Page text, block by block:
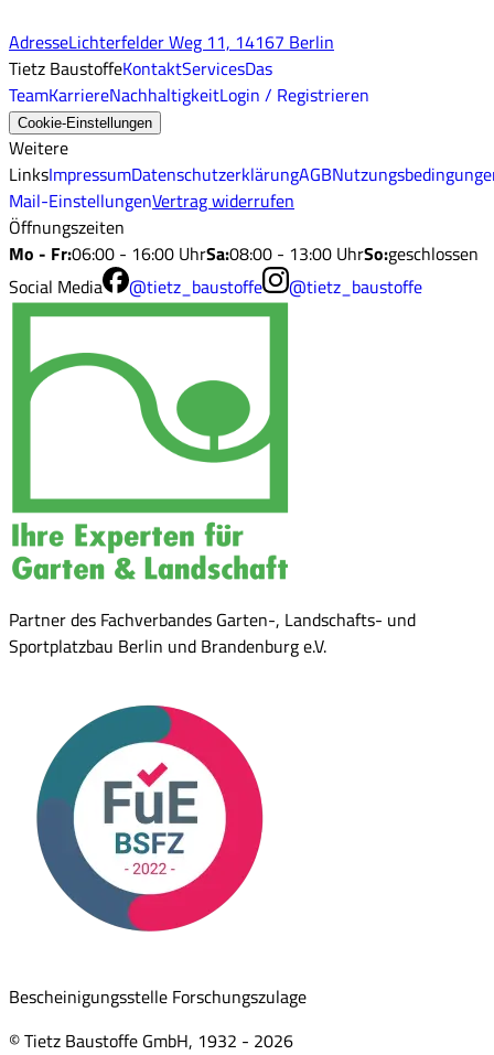
AdresseLichterfelder Weg 11, 14167 Berlin
Tietz BaustoffeKontaktServicesDas
TeamKarriereNachhaltigkeitLogin / Registrieren
Cookie-Einstellungen
Weitere
LinksImpressumDatenschutzerklärungAGB
Mail-EinstellungenVertrag widerrufen
Öffnungszeiten
Mo - Fr:06:00 - 16:00 UhrSa:08:00 - 13:00 UhrSo:geschlossen
Social Media
@tietz_baustoffe @tietz_baustoffe
Partner des Fachverbandes Garten-, Landschafts- und
Sportplatzbau Berlin und Brandenburg e.V.
Bescheinigungsstelle Forschungszulage
© Tietz Baustoffe GmbH, 1932 - 2026